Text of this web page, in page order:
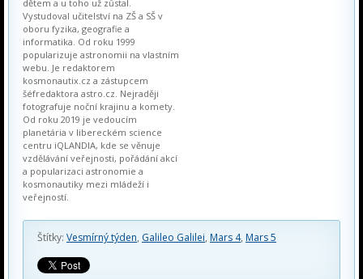
dětem a u toho už zůstal.
Vystudoval učitelství na ZŠ a SŠ v
oboru fyzika, geografie a
informatika. Od roku 1999
popularizuje astronomii na vlastním
webu. Je redaktorem
kosmonautix.cz a zástupcem
šéfredaktora astro.cz. Nejraději
fotografuje noční krajinu a komety.
Od roku 2019 je vedoucím
planetária v libereckém science
centru iQLANDIA, kde se věnuje
vzdělávání veřejnosti, pořádání akcí
a popularizaci astronomie a
kosmonautiky mezi mládeží i
veřejností.
Štítky: Vesmírný týden, Galileo Galilei, Mars 4, Mars 5